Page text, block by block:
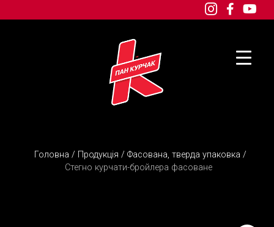
Головна / Продукція / Фасована, тверда упаковка /
Стегно курчати-бройлера фасоване